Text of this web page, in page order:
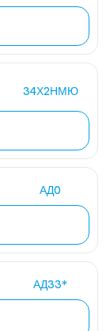
34Х2НМЮ
АД0
АД33*